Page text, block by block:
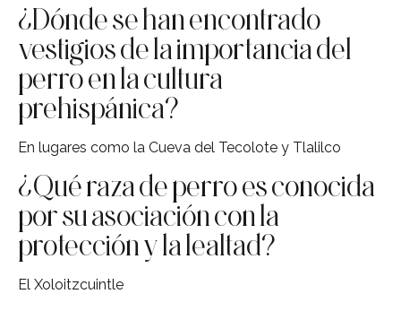
¿Dónde se han encontrado
vestigios de la importancia del
perro en la cultura
prehispánica?
En lugares como la Cueva del Tecolote y Tlalilco
¿Qué raza de perro es conocida
por su asociación con la
protección y la lealtad?
El Xoloitzcuintle